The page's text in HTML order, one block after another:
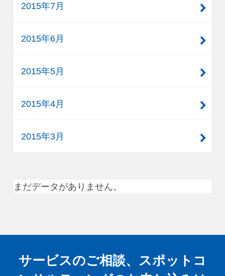
2015年7月
2015年6月
2015年5月
2015年4月
2015年3月
まだデータがありません。
サービスのご相談、スポットコ